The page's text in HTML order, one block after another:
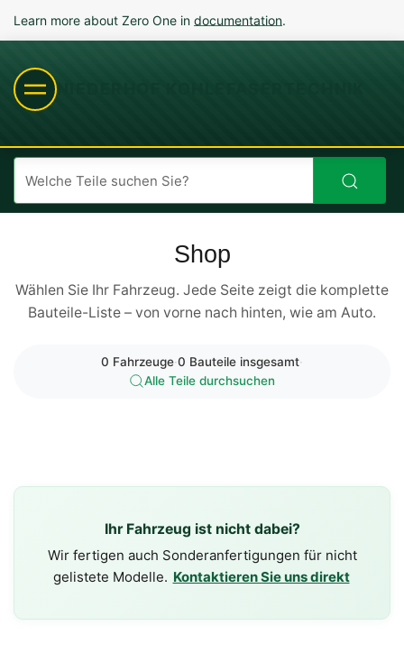
Learn more about Zero One in documentation.
Shop
Wählen Sie Ihr Fahrzeug. Jede Seite zeigt die komplette
Bauteile-Liste – von vorne nach hinten, wie am Auto.
0 Fahrzeuge·0 Bauteile insgesamt·
Alle Teile durchsuchen
Ihr Fahrzeug ist nicht dabei?
Wir fertigen auch Sonderanfertigungen für nicht
gelistete Modelle. Kontaktieren Sie uns direkt